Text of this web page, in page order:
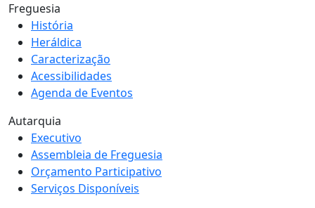
Freguesia
História
Heráldica
Caracterização
Acessibilidades
Agenda de Eventos
Autarquia
Executivo
Assembleia de Freguesia
Orçamento Participativo
Serviços Disponíveis